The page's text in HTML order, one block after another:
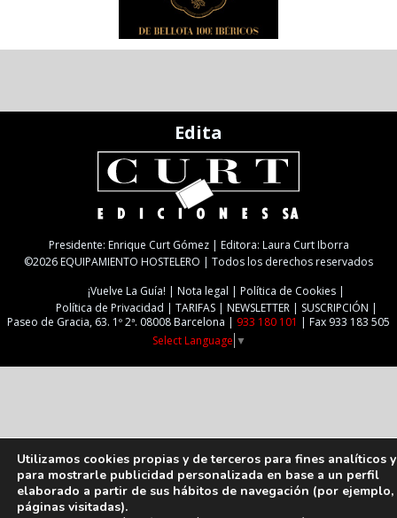
Edita
Presidente: Enrique Curt Gómez | Editora: Laura Curt Iborra
©2026 EQUIPAMIENTO HOSTELERO | Todos los derechos reservados
¡Vuelve La Guía!
Nota legal
Política de Cookies
Política de Privacidad
TARIFAS NEWSLETTER
SUSCRIPCIÓN
Paseo de Gracia, 63. 1º 2ª. 08008 Barcelona | 933 180 101 | Fax 933 183 505
Select Language ▼
Utilizamos cookies propias y de terceros para fines analíticos y
para mostrarle publicidad personalizada en base a un perfil
elaborado a partir de sus hábitos de navegación (por ejemplo,
páginas visitadas).